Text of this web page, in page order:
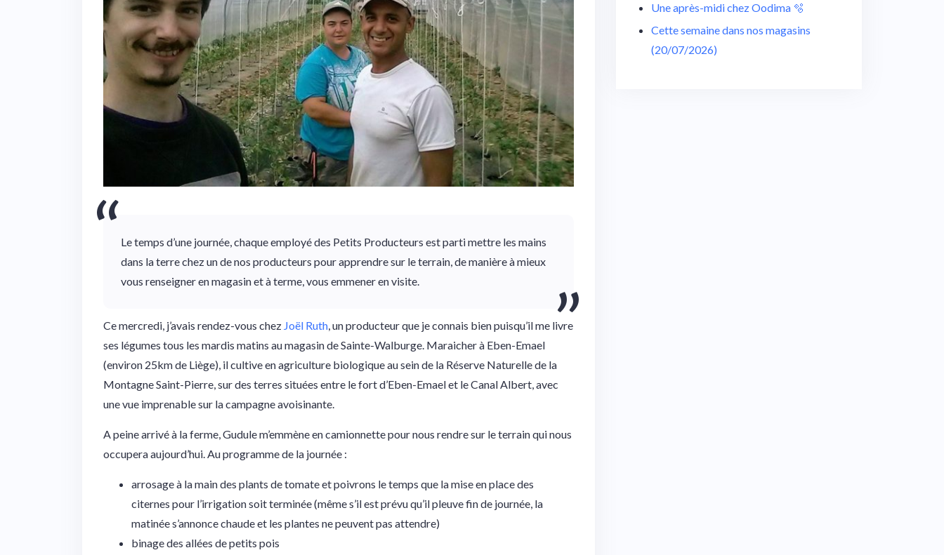
Le temps d’une journée, chaque employé des Petits Producteurs est parti mettre les mains
dans la terre chez un de nos producteurs pour apprendre sur le terrain, de manière à mieux
vous renseigner en magasin et à terme, vous emmener en visite.
Ce mercredi, j’avais rendez-vous chez Joël Ruth, un producteur que je connais bien puisqu’il me livre
ses légumes tous les mardis matins au magasin de Sainte-Walburge. Maraicher à Eben-Emael
(environ 25km de Liège), il cultive en agriculture biologique au sein de la Réserve Naturelle de la
Montagne Saint-Pierre, sur des terres situées entre le fort d’Eben-Emael et le Canal Albert, avec
une vue imprenable sur la campagne avoisinante.
A peine arrivé à la ferme, Gudule m’emmène en camionnette pour nous rendre sur le terrain qui nous
occupera aujourd’hui. Au programme de la journée :
arrosage à la main des plants de tomate et poivrons le temps que la mise en place des
citernes pour l’irrigation soit terminée (même s’il est prévu qu’il pleuve fin de journée, la
matinée s’annonce chaude et les plantes ne peuvent pas attendre)
binage des allées de petits pois
Une après-midi chez Oodima 🫧
Cette semaine dans nos magasins
(20/07/2026)